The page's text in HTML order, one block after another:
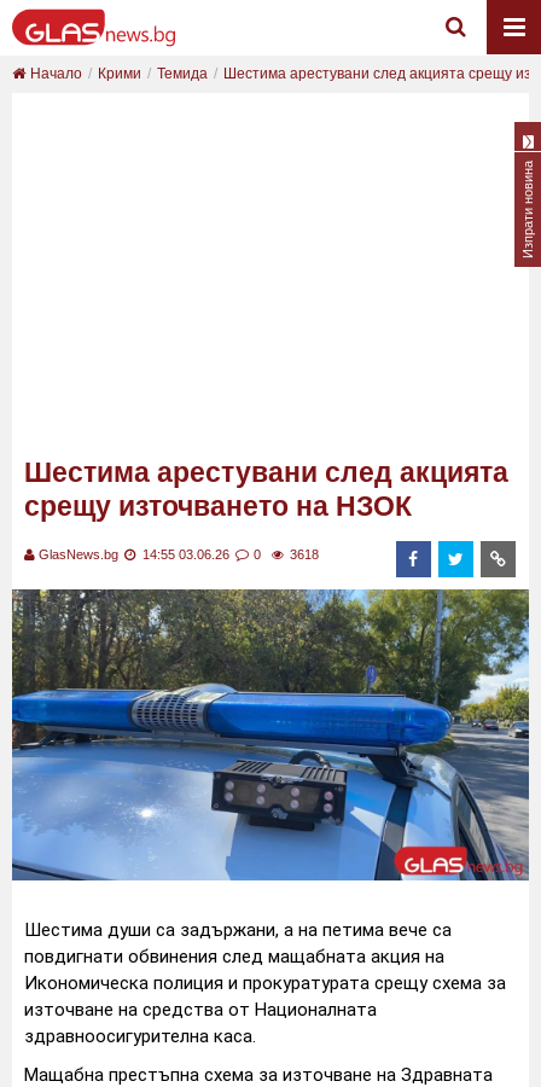
Начало Крими Темида Шестима арестувани след акцията срещу
Шестима арестувани след акцията
срещу източването на НЗОК
GlasNews.bg 14:55 03.06.26 0 3618
Шестима души са задържани, а на петима вече са
повдигнати обвинения след мащабната акция на
Икономическа полиция и прокуратурата срещу схема за
източване на средства от Националната
здравноосигурителна каса.
Мащабна престъпна схема за източване на Здравната
Изпрати новина